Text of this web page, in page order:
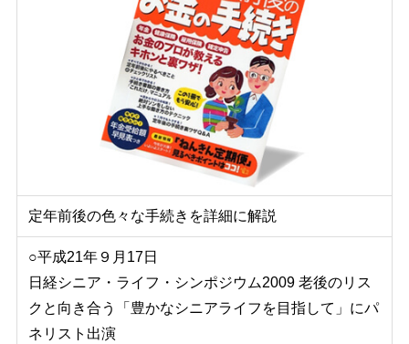
定年前後の色々な手続きを詳細に解説
○平成21年９月17日
日経シニア・ライフ・シンポジウム2009 老後のリス
クと向き合う「豊かなシニアライフを目指して」にパ
ネリスト出演